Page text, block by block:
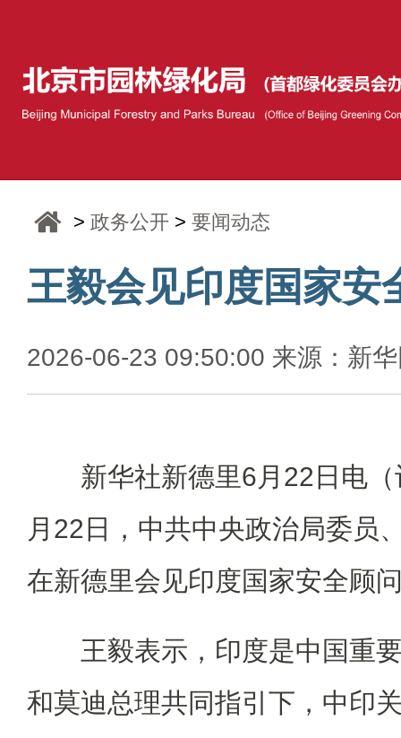
>政务公开 >要闻动态
王毅会见印度国家安
2026-06-23 09:50:00 来源：新
新华社新德里6月22日电（
月22日，中共中央政治局委员
在新德里会见印度国家安全顾
王毅表示，印度是中国重要
和莫迪总理共同指引下，中印